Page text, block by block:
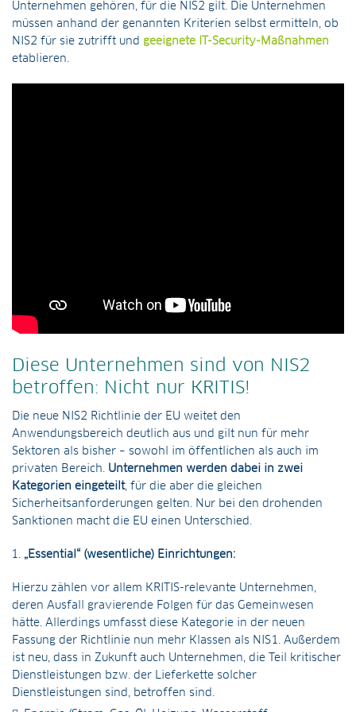
Unternehmen gehören, für die NIS2 gilt. Die Unternehmen
müssen anhand der genannten Kriterien selbst ermitteln, ob
NIS2 für sie zutrifft und geeignete IT-Security-Maßnahmen
etablieren.
Diese Unternehmen sind von NIS2
betroffen: Nicht nur KRITIS!
Die neue NIS2 Richtlinie der EU weitet den
Anwendungsbereich deutlich aus und gilt nun für mehr
Sektoren als bisher – sowohl im öffentlichen als auch im
privaten Bereich. Unternehmen werden dabei in zwei
Kategorien eingeteilt, für die aber die gleichen
Sicherheitsanforderungen gelten. Nur bei den drohenden
Sanktionen macht die EU einen Unterschied.
„Essential“ (wesentliche) Einrichtungen:
Hierzu zählen vor allem KRITIS-relevante Unternehmen,
deren Ausfall gravierende Folgen für das Gemeinwesen
hätte. Allerdings umfasst diese Kategorie in der neuen
Fassung der Richtlinie nun mehr Klassen als NIS1. Außerdem
ist neu, dass in Zukunft auch Unternehmen, die Teil kritischer
Dienstleistungen bzw. der Lieferkette solcher
Dienstleistungen sind, betroffen sind.